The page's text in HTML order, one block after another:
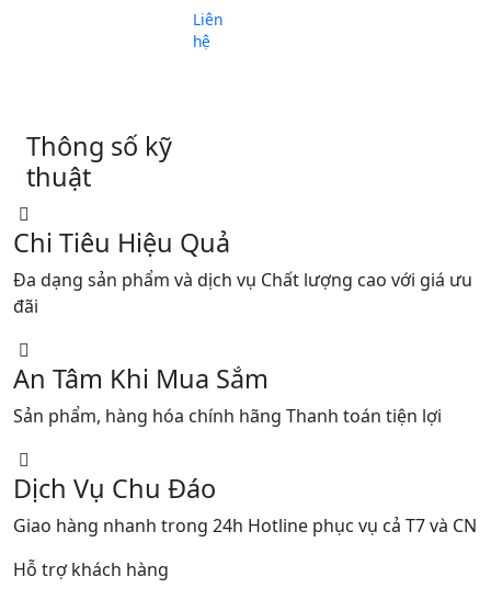
Liên
hệ
Thông số kỹ
thuật
Chi Tiêu Hiệu Quả
Đa dạng sản phẩm và dịch vụ Chất lượng cao với giá ưu
đãi
An Tâm Khi Mua Sắm
Sản phẩm, hàng hóa chính hãng Thanh toán tiện lợi
Dịch Vụ Chu Đáo
Giao hàng nhanh trong 24h Hotline phục vụ cả T7 và CN
Hỗ trợ khách hàng